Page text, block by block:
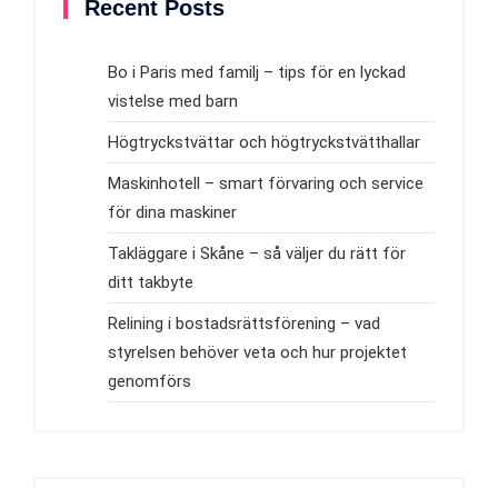
Recent Posts
Bo i Paris med familj – tips för en lyckad
vistelse med barn
Högtryckstvättar och högtryckstvätthallar
Maskinhotell – smart förvaring och service
för dina maskiner
Takläggare i Skåne – så väljer du rätt för
ditt takbyte
Relining i bostadsrättsförening – vad
styrelsen behöver veta och hur projektet
genomförs